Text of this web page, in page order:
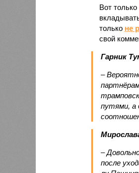
Вот
только не
свой
Гарник
–
путями, а
–
после